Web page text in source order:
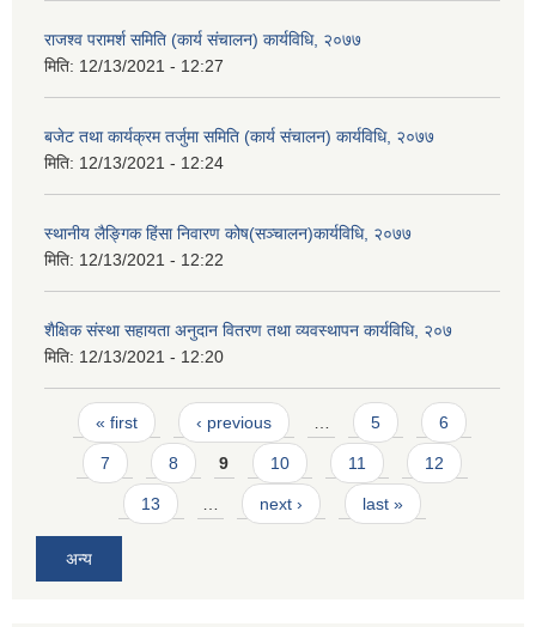
राजश्व परामर्श समिति (कार्य संचालन) कार्यविधि, २०७७
मिति: 12/13/2021 - 12:27
बजेट तथा कार्यक्रम तर्जुमा समिति (कार्य संचालन) कार्यविधि, २०७७
मिति: 12/13/2021 - 12:24
स्थानीय लैङ्गिक हिंसा निवारण कोष(सञ्चालन)कार्यविधि, २०७७
मिति: 12/13/2021 - 12:22
शैक्षिक संस्था सहायता अनुदान वितरण तथा व्यवस्थापन कार्यविधि, २०७
मिति: 12/13/2021 - 12:20
Pages
« first ‹ previous 5 6
7 8 9 10 11 12
13 next › last »
अन्य